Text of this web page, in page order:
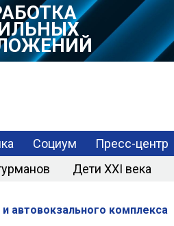
Социум Пресс-центр
Дети XXI века
автовокзального комплекса